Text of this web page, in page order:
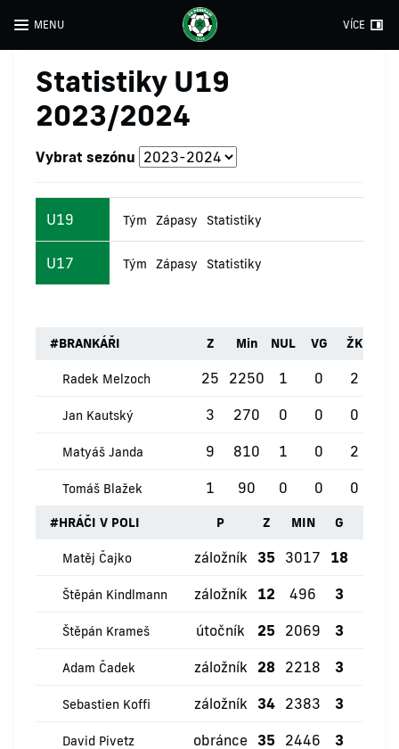
MENU VÍCE
Statistiky U19
2023/2024
Vybrat sezónu
U19 Tým Zápasy Statistiky
U17 Tým Zápasy Statistiky
#BRANKÁŘI Z Min NUL VG ŽK
Radek Melzoch 25 2250 1 0 2
Jan Kautský 3 270 0 0 0
Matyáš Janda 9 810 1 0 2
Tomáš Blažek 1 90 0 0 0
#HRÁČI V POLI P Z MIN G
Matěj Čajko záložník 35 3017 18
Štěpán Kindlmann záložník 12 496 3
Štěpán Krameš útočník 25 2069 3
Adam Čadek záložník 28 2218 3
Sebastien Koffi záložník 34 2383 3
David Pivetz obránce 35 2446 3